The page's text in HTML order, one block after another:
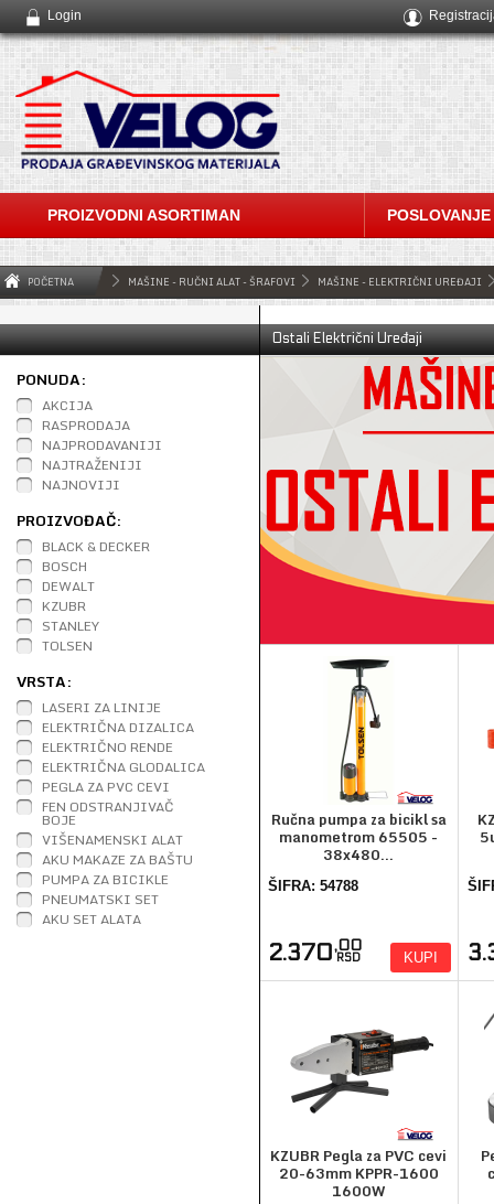
Login
PROIZVODNI ASORTIMAN POSLOVANJE
POČETNA MAŠINE - RUČNI ALAT - ŠRAFOVI MAŠINE - ELEKTRIČNI UREĐAJI
PONUDA:
AKCIJA
RASPRODAJA
NAJPRODAVANIJI
NAJTRAŽENIJI
NAJNOVIJI
PROIZVOĐAČ:
BLACK & DECKER
BOSCH
DEWALT
KZUBR
STANLEY
TOLSEN
VRSTA:
LASERI ZA LINIJE
ELEKTRIČNA DIZALICA
ELEKTRIČNO RENDE
ELEKTRIČNA GLODALICA
PEGLA ZA PVC CEVI
FEN ODSTRANJIVAČ
BOJE
VIŠENAMENSKI ALAT
AKU MAKAZE ZA BAŠTU
PUMPA ZA BICIKLE
PNEUMATSKI SET
AKU SET ALATA
Ostali Električni Uređaji
Ručna pumpa za bicikl sa
manometrom 65505 -
38x480...
ŠIFRA: 54788
2.370,00
RSD KUPI
KZUBR Pegla za PVC cevi
20-63mm KPPR-1600
1600W